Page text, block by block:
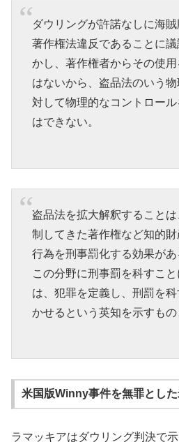
ダウリングが許諾なしに海
著作権法違反であることに
かし、著作権者からその使
はないから、盗品法のいう
対して物理的なコントロー
はできない。
盗品法を拡大解釈すること
制してきた著作権など知的
行為を刑事罰化する効果が
この分野に刑事罰を科すこ
は、犯罪を定義し、刑罰を
かせるという英知を示すもの
米国版Winny事件を無罪とし
ラマッキアはダウリング判決で